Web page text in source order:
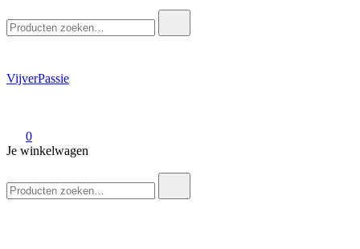
naar:
VijverPassie
0
Je winkelwagen
naar: